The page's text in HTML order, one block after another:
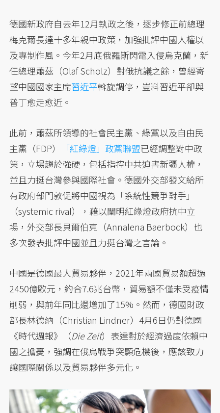
德國新政府自去年12月執政之後，逐步修正前總理
梅克爾長達十多年親中政策，加強批評中國人權以
及專制作風。今年2月底俄羅斯閃電入侵烏克蘭，新
任總理蕭茲（Olaf Scholz）對俄抗議之餘，曾經寄
望中國國家主席習近平斡旋調停，豈料習近平卻與
普丁愈走愈近。
此前，蕭茲所領導的社會民主黨、綠黨以及自由民
主黨（FDP）
「紅綠燈」政黨聯盟已經調整對中政
策，立場趨於強硬，包括指控中共迫害新疆人權，
並且力挺台灣參與國際社會。德國外交部發文給所
有政府部門敦促將中國視為「系統性競爭對手」
（systemic rival），藉以闡明紅綠燈政府抗中立
場，外交部長貝爾伯克（Annalena Baerbock）也
多次發表批評中國並且力挺台灣之言論。
中國是德國最大貿易夥伴，2021年兩國貿易額超過
2450億歐元，約合7.6兆台幣，貿易額不僅未受疫情
削弱，與前年同比還增加了15%。然而，德國財政
部長林德納（Christian Lindner）4月6日仍對德國
《時代週報》（Die Zeit）表達對於經濟過度依賴中
國之擔憂，強調在俄烏戰爭突顯危機後，應該致力
讓國際關係以及貿易夥伴多元化。